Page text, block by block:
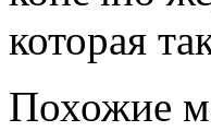
которая
Похожие